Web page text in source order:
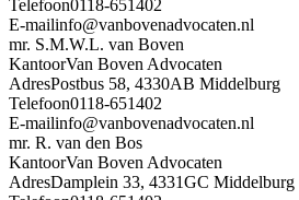
Telefoon0118-651402
E-mailinfo@vanbovenadvocaten.nl
mr. S.M.W.L. van Boven
KantoorVan Boven Advocaten
AdresPostbus 58, 4330AB Middelburg
Telefoon0118-651402
E-mailinfo@vanbovenadvocaten.nl
mr. R. van den Bos
KantoorVan Boven Advocaten
AdresDamplein 33, 4331GC Middelburg